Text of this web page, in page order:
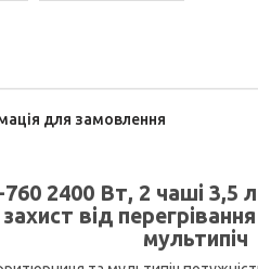
для замовлення
2400 Вт, 2 чаші 3,5
від
мультипіч